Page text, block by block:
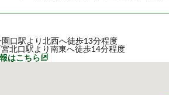
園口駅より北西へ徒歩13分程度
北口駅より南東へ徒歩14分程度
はこちら